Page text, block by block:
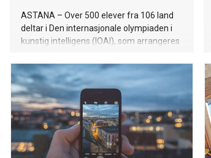
ASTANA – Over 500 elever fra 106 land
deltar i Den internasjonale olympiaden i
kunstig intelligens (IOAI), som arrangeres
brukes av Kasakhstan til å vise landets
ambisjon om å bli en av Eurasias ledende
AI-økonomier.